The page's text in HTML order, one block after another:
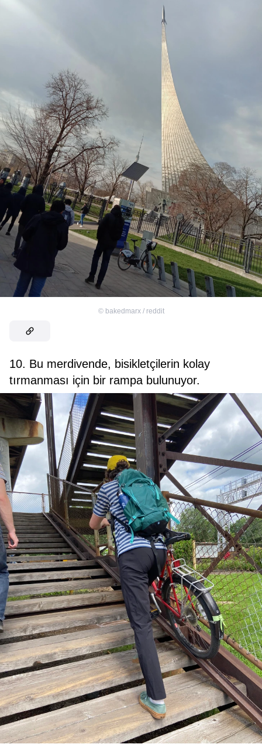
© bakedmarx / reddit
10. Bu merdivende, bisikletçilerin kolay
tırmanması için bir rampa bulunuyor.